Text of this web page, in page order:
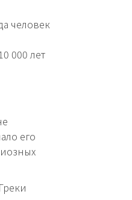
человек
000 лет
его